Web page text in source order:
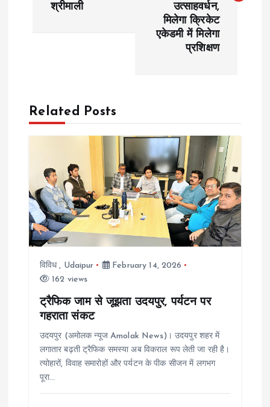
v
a
t
श्रीमाली
उत्साहवर्धन,
मिलेगा क्रिकेट
एकेडमी में मिलेगा
प्रशिक्षण
Related Posts
विविध, Udaipur
February 14, 2026
162 views
ट्रैफिक जाम से जूझता उदयपुर, पर्यटन पर
गहराता संकट
उदयपुर (अमोलक न्यूज Amolak News)। उदयपुर शहर में
लगातार बढ़ती ट्रैफिक समस्या अब विकराल रूप लेती जा रही है।
त्योहारों, विवाह समारोहों और पर्यटन के पीक सीजन में लगभग
पूरा…